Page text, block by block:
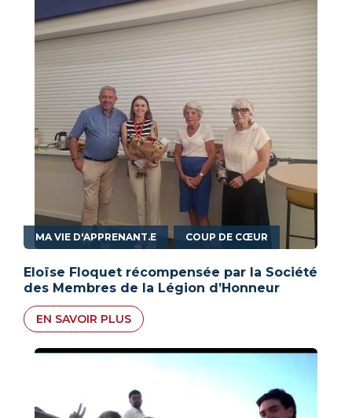
MA VIE D'APPRENANT.E , COUP DE CŒUR
Eloïse Floquet récompensée par la Société
des Membres de la Légion d’Honneur
EN SAVOIR PLUS